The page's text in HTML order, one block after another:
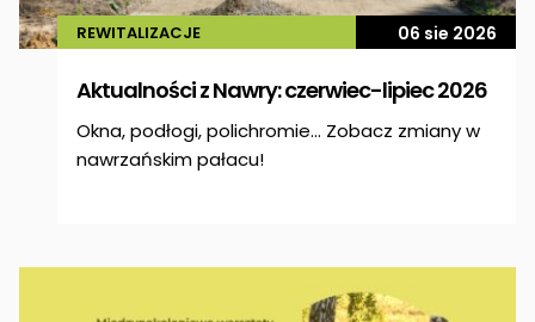
REWITALIZACJE 06 sie 2026
Aktualności z Nawry: czerwiec-lipiec 2026
Okna, podłogi, polichromie… Zobacz zmiany w
nawrzańskim pałacu!